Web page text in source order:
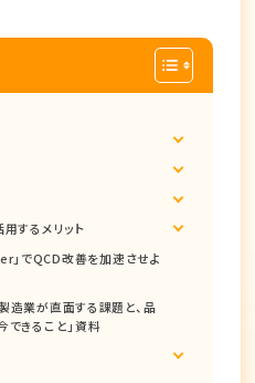
するメリット
」でQCD改善を加速させよ
造業が直面する課題と、品
できること」資料